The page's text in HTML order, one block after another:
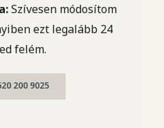
Szívesen módosítom
ezt legalább 24
felém.
200 9025